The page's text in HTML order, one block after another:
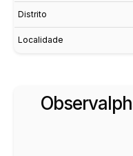
Distrito
Localidade